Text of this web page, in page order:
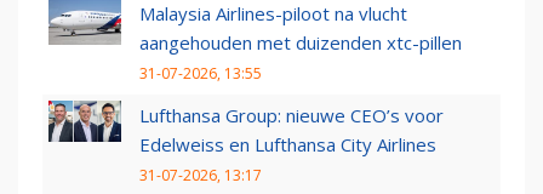
Malaysia Airlines-piloot na vlucht
aangehouden met duizenden xtc-pillen
31-07-2026, 13:55
Lufthansa Group: nieuwe CEO’s voor
Edelweiss en Lufthansa City Airlines
31-07-2026, 13:17